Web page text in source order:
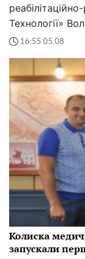
Технології»
16:55 05.08
Колиска
запускали